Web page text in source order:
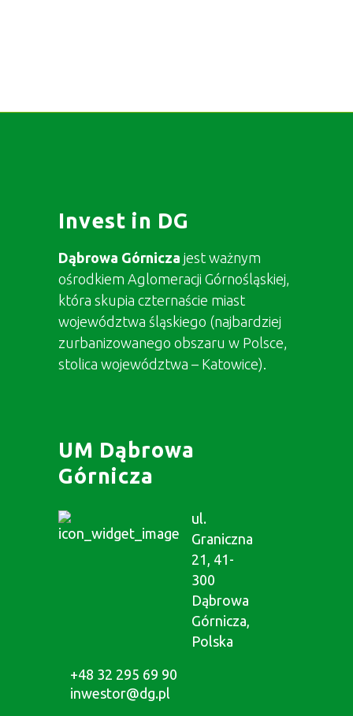
Invest in DG
Dąbrowa Górnicza jest ważnym
ośrodkiem Aglomeracji Górnośląskiej,
która skupia czternaście miast
województwa śląskiego (najbardziej
zurbanizowanego obszaru w Polsce,
stolica województwa – Katowice).
UM Dąbrowa
Górnicza
ul.
Graniczna
21, 41-
300
Dąbrowa
Górnicza,
Polska
+48 32 295 69 90
inwestor@dg.pl